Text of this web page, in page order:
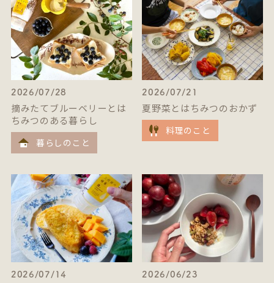
2026/07/28
摘みたてブルーベリーとは
ちみつのある暮らし
暮らしのこと
2026/07/21
夏野菜とはちみつのおかず
料理のこと
2026/07/14 2026/06/23